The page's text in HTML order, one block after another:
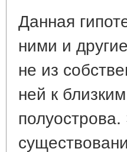
Данная
ними и
не из
ней к